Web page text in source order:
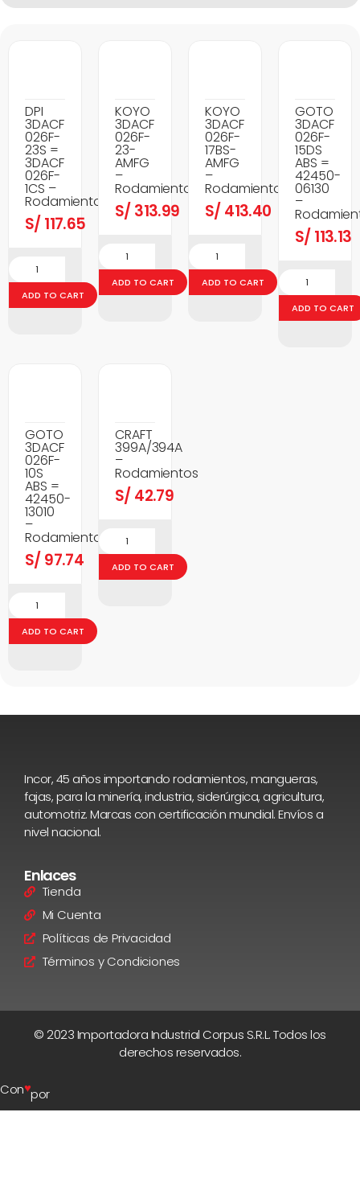
DPI
3DACF
026F-
23S =
3DACF
026F-
1CS –
Rodamientos
S/ 117.65
ADD TO CART
KOYO
3DACF
026F-
23-
AMFG
–
Rodamientos
S/ 313.99
ADD TO CART
KOYO
3DACF
026F-
17BS-
AMFG
–
Rodamientos
S/ 413.40
ADD TO CART
GOTO
3DACF
026F-
15DS
ABS =
42450-
06130
–
S/ 113.13
ADD TO CART
GOTO
3DACF
026F-
10S
ABS =
42450-
13010
–
Rodamientos
S/ 97.74
ADD TO CART
CRAFT
399A/394A
–
Rodamientos
S/ 42.79
ADD TO CART
Incor, 45 años importando rodamientos, mangueras,
fajas, para la minería, industria, siderúrgica, agricultura,
automotriz. Marcas con certificación mundial. Envíos a
nivel nacional.
Enlaces
Tienda
Mi Cuenta
Políticas de Privacidad
Términos y Condiciones
© 2023 Importadora Industrial Corpus S.R.L. Todos los
derechos reservados.
Con♥por